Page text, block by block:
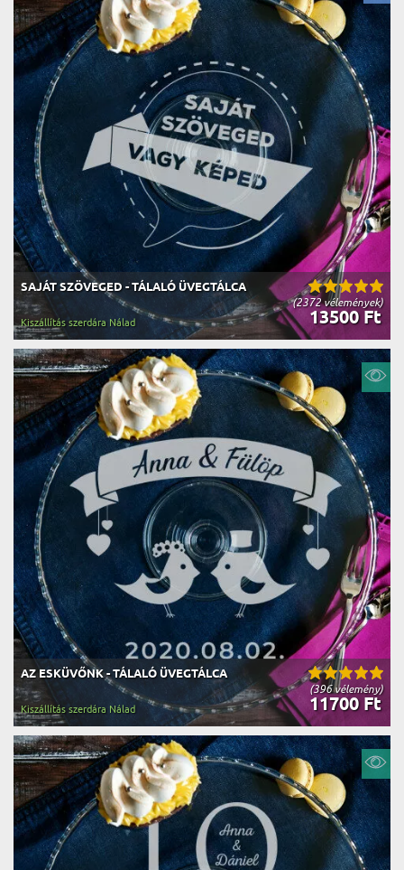
(2372 vélemények)
SAJÁT SZÖVEGED - TÁLALÓ ÜVEGTÁLCA
13500 Ft
Kiszállítás szerdára Nálad
(396 vélemény)
AZ ESKÜVŐNK - TÁLALÓ ÜVEGTÁLCA
11700 Ft
Kiszállítás szerdára Nálad